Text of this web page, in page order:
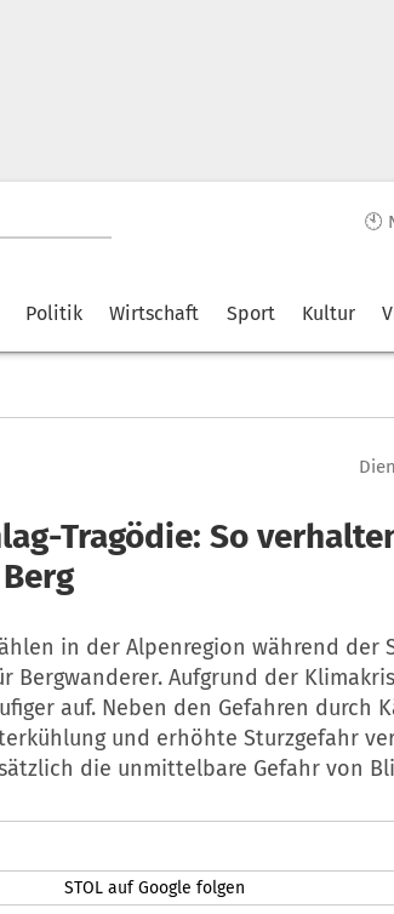
🕙
Politik Wirtschaft Sport Kultur
Tragödie: So
in der Alpenregion während der
Bergwanderer. Aufgrund der
auf. Neben den Gefahren durch
und erhöhte Sturzgefahr
die unmittelbare Gefahr von
STOL auf Google folgen